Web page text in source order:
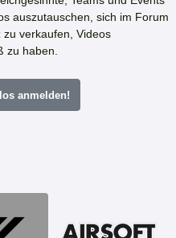
auszutauschen, sich im Forum
verkaufen, Videos
zu haben.
anmelden!